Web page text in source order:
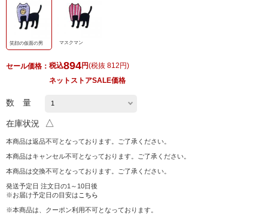
笑顔の仮面の男 マスクマン
セール価格： 税込894円(税抜 812円)
ネットストアSALE価格
数 量
在庫状況 △
本商品は返品不可となっております。ご了承ください。
本商品はキャンセル不可となっております。ご了承ください。
本商品は交換不可となっております。ご了承ください。
発送予定日 注文日の1～10日後
※お届け予定日の目安は こちら
※本商品は、クーポン利用不可となっております。